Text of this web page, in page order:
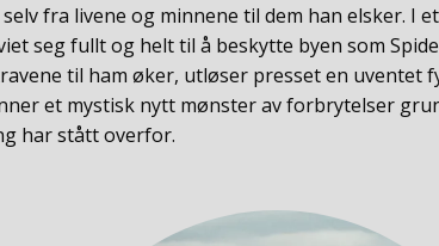
fra livene og minnene til dem han elsker. I
seg fullt og helt til å beskytte byen som
til ham øker, utløser presset en uventet
et mystisk nytt mønster av forbrytelser
har stått overfor.